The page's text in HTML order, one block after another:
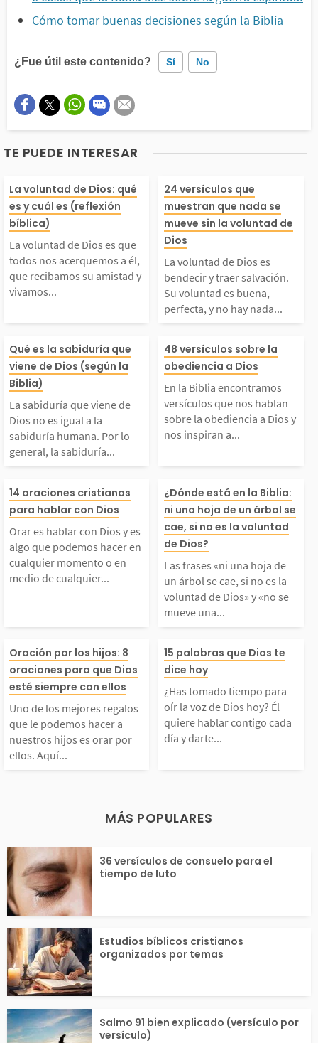
Cómo tomar buenas decisiones según la Biblia
¿Fue útil este contenido? Sí No
Este contenido contiene información incorrecta
TE PUEDE INTERESAR
voluntad de Dios e
que todos nos acerq
a él, que reciba
su amistad y viva
disfrutando de su
Dios anhel
que todos acepten el
La voluntad de Dios: qué
es y cuál es (reflexión
bíblica)
La voluntad de Dios es que
todos nos acerquemos a él,
que recibamos su amistad y
vivamos...
La voluntad
s bendecir y
ación. Su
buena,
hay nada que
a o suceda si
voluntad de
en ama...
24 versículos que
muestran que nada se
mueve sin la voluntad de
Dios
La voluntad de Dios es
bendecir y traer salvación.
Su voluntad es buena,
perfecta, y no hay nada...
sabiduría que vien
de Dios no es igual
la sabiduría human
Por lo general, la s
humana se c
en acumular con
Alguien sa
Qué es la sabiduría que
viene de Dios (según la
Biblia)
La sabiduría que viene de
Dios no es igual a la
sabiduría humana. Por lo
general, la sabiduría...
En la Biblia
mos versículos
s hablan sobre
diencia a Dios
nspiran a
La obediencia
a surge de un
lleno de...
48 versículos sobre la
obediencia a Dios
En la Biblia encontramos
versículos que nos hablan
sobre la obediencia a Dios y
nos inspiran a...
es hablar con Di
y es algo que pode
hacer en cualquie
o en medio
cualquier situació
Dios está atento al
de sus hijos y
14 oraciones cristianas
para hablar con Dios
Orar es hablar con Dios y es
algo que podemos hacer en
cualquier momento o en
medio de cualquier...
Las frases «ni
a de un árbol
i no es la
Dios» y «no se
una hoja de
in la voluntad
s» son
s...
¿Dónde está en la Biblia:
ni una hoja de un árbol se
cae, si no es la voluntad
de Dios?
Las frases «ni una hoja de
un árbol se cae, si no es la
voluntad de Dios» y «no se
mueve una...
de los mejores re
que le podemos
a nuestros hijos
orar por ellos. Aquí
que te ayuda
a acercarte al Pa
Oración por los hijos: 8
oraciones para que Dios
esté siempre con ellos
Uno de los mejores regalos
que le podemos hacer a
nuestros hijos es orar por
ellos. Aquí...
¿Has tomado
ara oír la voz
hoy? Él quiere
contigo cada
frentes con
y
15 palabras que Dios te
dice hoy
¿Has tomado tiempo para
oír la voz de Dios hoy? Él
quiere hablar contigo cada
día y darte...
MÁS POPULARES
36 versículos de consuelo para el
tiempo de luto
Estudios bíblicos cristianos
organizados por temas
Salmo 91 bien explicado (versículo por
versículo)